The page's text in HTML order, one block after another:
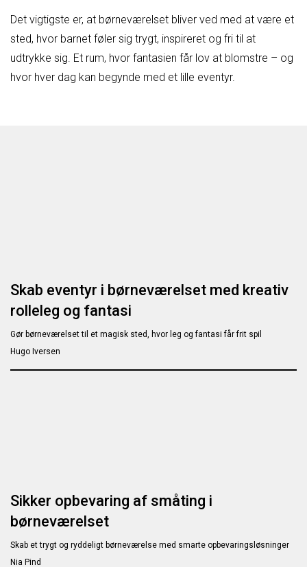
Det vigtigste er, at børneværelset bliver ved med at være et
sted, hvor barnet føler sig trygt, inspireret og fri til at
udtrykke sig. Et rum, hvor fantasien får lov at blomstre – og
hvor hver dag kan begynde med et lille eventyr.
Skab eventyr i børneværelset med kreativ
rolleleg og fantasi
Gør børneværelset til et magisk sted, hvor leg og fantasi får frit spil
Hugo Iversen
Sikker opbevaring af småting i
børneværelset
Skab et trygt og ryddeligt børneværelse med smarte opbevaringsløsninger
Nia Pind